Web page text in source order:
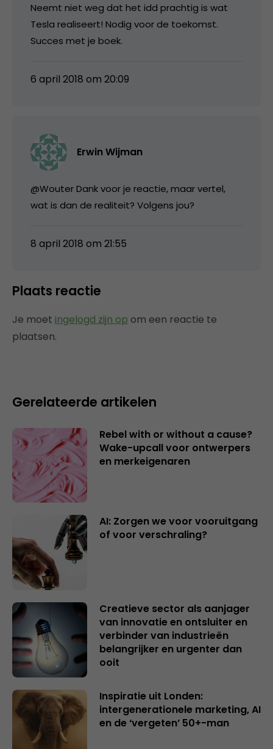
Neemt niet weg dat het idd prachtig is wat
Tesla realiseert! Nodig voor de toekomst.
Succes met je boek.
6 april 2018 om 20:09
Erwin Wijman
@Wouter Dank voor je reactie, maar vertel,
wat is dan de realiteit? Volgens jou?
8 april 2018 om 21:55
Plaats reactie
Je moet ingelogd zijn op om een reactie te
plaatsen.
Gerelateerde artikelen
Rebel with or without a cause?
Wake-upcall voor ontwerpers
en merkeigenaren
AI: Zorgen we voor vooruitgang
of voor verschraling?
Creatieve sector als aanjager
van innovatie en ontsluiter en
verbinder van industrieën
belangrijker en urgenter dan
ooit
Inspiratie uit Londen:
intergenerationele marketing, AI
en de ‘vergeten’ 50+-man